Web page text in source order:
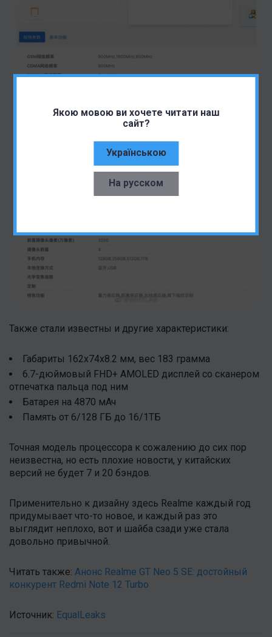
Якою мовою ви хочете читати наш
сайт?
Українською
На русском
Также стали известны и другие характеристики:
Габариты 162х74х8.2 мм, вес 183 грамма
6.7-дюймовый FHD+ AMOLED дисплей со сканером
отпечатка пальца под ним
Батарея на 4870 мАч
Память от 6/128 ГБ до 16/1ТБ
Точная модель процессора к сожалению до сих пор
неизвестна, но есть плохие новости, у китайских
версий не будет 7 и 20 бэндов.
Применительно к дизайну здесь Realme каждый год
придумывает что-то новое, и каждый раз это
выглядит неплохо, вот и шайба сзади уже стала
довольно привычной.
Читать также: Анонс Realme GT Neo 5 SE: достойный
конкурент Redmi Note 12 Turbo
Источник: EqualLeaks